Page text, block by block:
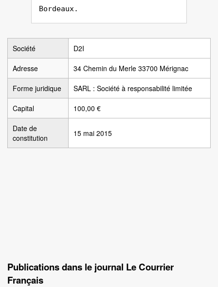
Bordeaux.
Société D2I
Adresse 34 Chemin du Merle 33700 Mérignac
Forme juridique SARL : Société à responsabilité limitée
Capital 100,00 €
Date de
constitution
15 mai 2015
Publications dans le journal Le Courrier
Français